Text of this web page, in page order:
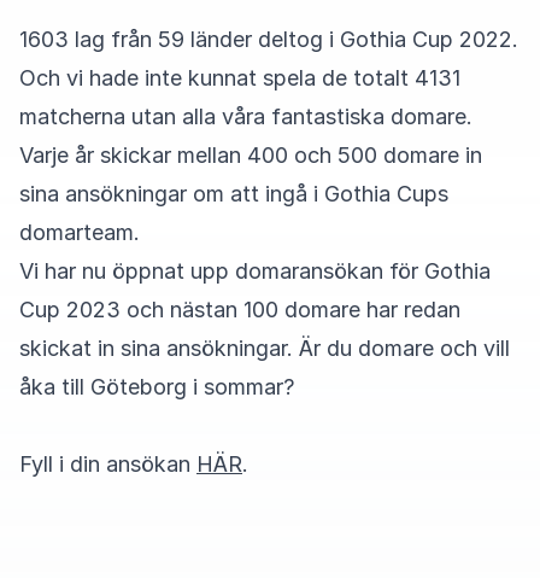
1603 lag från 59 länder deltog i Gothia Cup 2022.
Och vi hade inte kunnat spela de totalt 4131
matcherna utan alla våra fantastiska domare.
Varje år skickar mellan 400 och 500 domare in
sina ansökningar om att ingå i Gothia Cups
domarteam.
Vi har nu öppnat upp domaransökan för Gothia
Cup 2023 och nästan 100 domare har redan
skickat in sina ansökningar. Är du domare och vill
åka till Göteborg i sommar?
Fyll i din ansökan HÄR.